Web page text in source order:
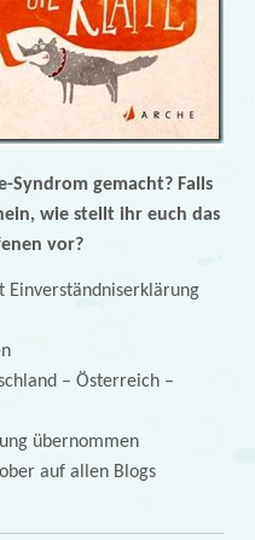
Syndrom gemacht? Falls
wie stellt ihr euch das
vor?
Einverständniserklärung
– Österreich –
übernommen
auf allen Blogs